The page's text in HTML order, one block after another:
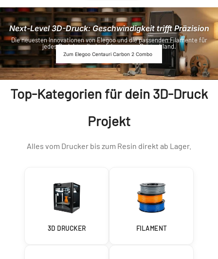
Next-Level 3D-Druck: Geschwindigkeit trifft Präzision
Die neuesten Innovationen von Elegoo und die passenden Filamente für
jedes Projekt – direkt ab Lager aus Deutschland.
Zum Elegoo Centauri Carbon 2 Combo
Top-Kategorien für dein 3D-Druck
Projekt
Alles vom Drucker bis zum Resin direkt ab Lager.
3D DRUCKER FILAMENT